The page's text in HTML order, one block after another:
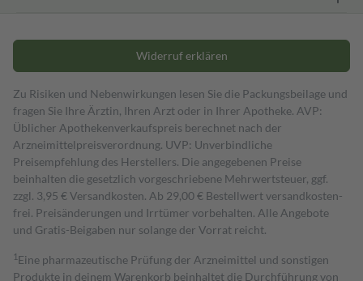
Widerruf erklären
Zu Risiken und Nebenwirkungen lesen Sie die Packungsbeilage und
fragen Sie Ihre Ärztin, Ihren Arzt oder in Ihrer Apotheke. AVP:
Üblicher Apothekenverkaufspreis berechnet nach der
Arzneimittelpreisverordnung. UVP: Unverbindliche
Preisempfehlung des Herstellers. Die angegebenen Preise
beinhalten die gesetzlich vorgeschriebene Mehrwertsteuer, ggf.
zzgl. 3,95 € Versandkosten. Ab 29,00 € Bestell­wert versand­kosten­
frei. Preisänderungen und Irrtümer vorbehalten. Alle Angebote
und Gratis-Beigaben nur solange der Vorrat reicht.
1 Eine pharmazeutische Prüfung der Arzneimittel und sonstigen
Produkte in deinem Warenkorb beinhaltet die Durchführung von